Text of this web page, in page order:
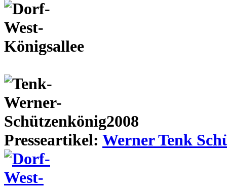
Presseartikel: Werner Tenk